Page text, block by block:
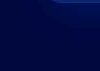
bandeau des